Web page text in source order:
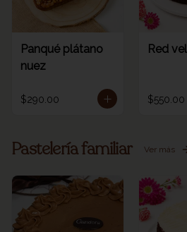
Panqué plátano
nuez
$290.00
Red
$550.00
Pastelería familiar Ver más